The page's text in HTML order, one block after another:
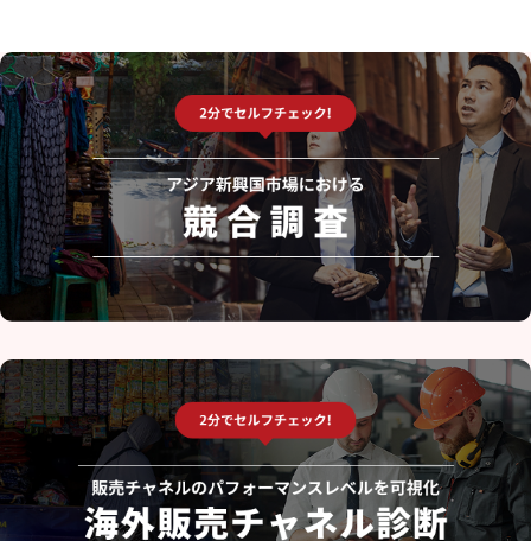
自己診断サービスのご紹介